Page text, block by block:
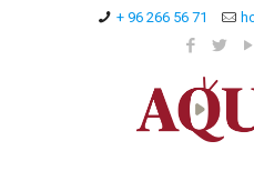
+ 96 266 56 71